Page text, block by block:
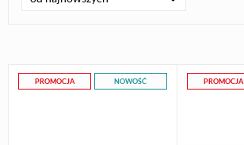
PROMOCJA NOWOŚĆ PROMOCJA